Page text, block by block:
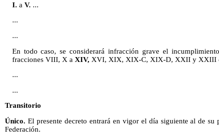
I. a V. ...
...
...
En todo caso, se considerará infracción grave el
fracciones VIII, X a XIV, XVI, XIX, XIX-C, XIX-D, XXII y XXIII
...
...
Transitorio
Único. El presente decreto entrará en vigor el día siguiente al de
Federación.